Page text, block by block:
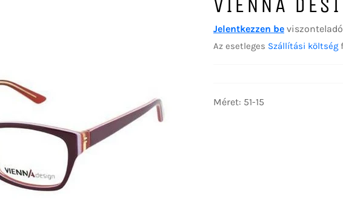
Jelentkezzen be
Az esetleges Szállítási költség
Méret: 51-15